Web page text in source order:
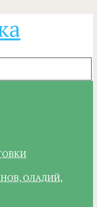
ОЛАДИЙ,